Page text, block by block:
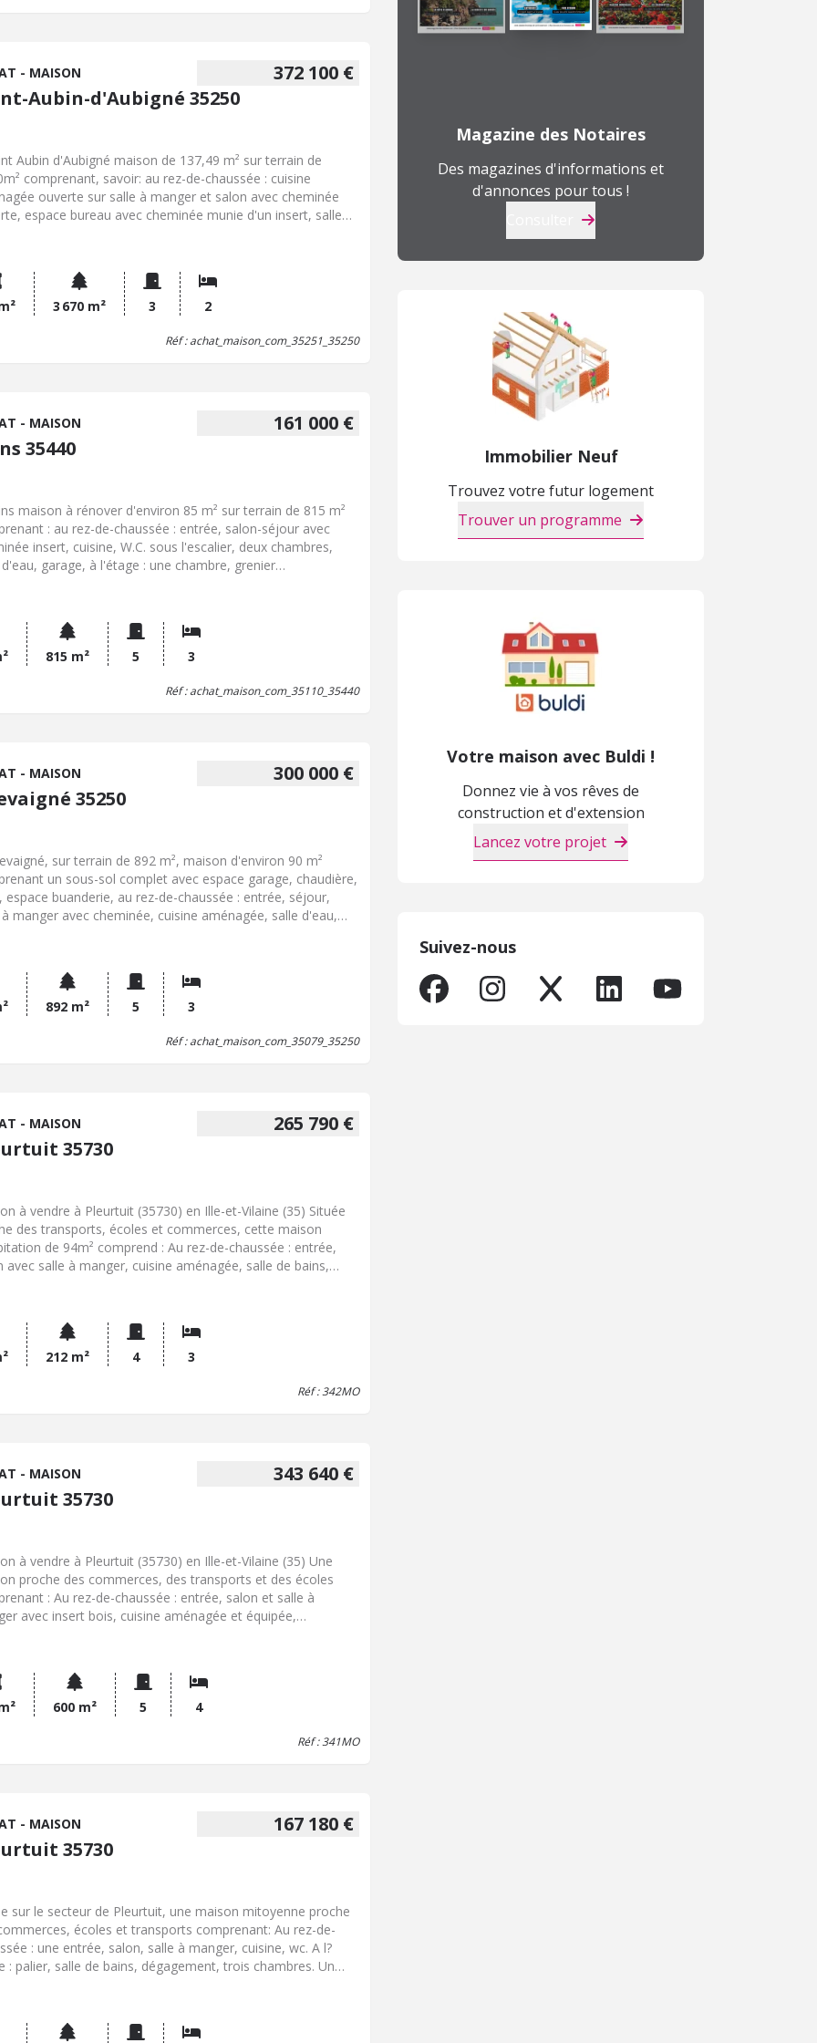
372 100 €
- MAISON
Aubin-d'Aubigné 35250
Aubin d'Aubigné maison de 137,49 m² sur terrain de
comprenant, savoir: au rez-de-chaussée : cuisine
ouverte sur salle à manger et salon avec cheminée
espace bureau avec cheminée munie d'un insert, salle
chaufferie. Garage avec cave et grenier sur le dessus.
attenante non communicante. Verger. Potager.
Jardin. Espace boisé. Chauffage pompe à chaleur.
; A (3). Prix net vendeur : 360.000,00 EUR + hono. négo :
3 670 m² 3 2
Réf : achat_maison_com_35251_35250
161 000 €
- MAISON
35440
maison à rénover d'environ 85 m² sur terrain de 815 m²
: au rez-de-chaussée : entrée, salon-séjour avec
insert, cuisine, W.C. sous l'escalier, deux chambres,
garage, à l'étage : une chambre, grenier
155.000,00 EUR + hono. négo : 6.000,00 EUR
815 m² 5 3
Réf : achat_maison_com_35110_35440
300 000 €
- MAISON
35250
sur terrain de 892 m², maison d'environ 90 m²
un sous-sol complet avec espace garage, chaudière,
espace buanderie, au rez-de-chaussée : entrée, séjour,
manger avec cheminée, cuisine aménagée, salle d'eau,
Classe énergétique E (213) ; E (66). Prix net vendeur :
EUR + hono.négo : 10.000,00 EUR
892 m² 5 3
Réf : achat_maison_com_35079_35250
265 790 €
- MAISON
35730
à vendre à Pleurtuit (35730) en Ille-et-Vilaine (35) Située
des transports, écoles et commerces, cette maison
de 94m² comprend : Au rez-de-chaussée : entrée,
avec salle à manger, cuisine aménagée, salle de bains,
notarial pour obtenir de plus amples renseignements sur
maison à vendre à Pleurtuit.
212 m² 4 3
Réf : 342MO
343 640 €
- MAISON
35730
à vendre à Pleurtuit (35730) en Ille-et-Vilaine (35) Une
proche des commerces, des transports et des écoles
: Au rez-de-chaussée : entrée, salon et salle à
avec insert bois, cuisine aménagée et équipée,
en chambre, dressing, deux chambres. Un jardin clos et
avec abri de jardin. Contactez notre office notarial pour
de plus amples renseignements sur maison à vendre à
600 m² 5 4
Réf : 341MO
167 180 €
- MAISON
35730
sur le secteur de Pleurtuit, une maison mitoyenne proche
écoles et transports comprenant: Au rez-de-
: une entrée, salon, salle à manger, cuisine, wc. A l?
: palier, salle de bains, dégagement, trois chambres. Un
Magazine des Notaires
Des magazines d'informations et
d'annonces pour tous !
Immobilier Neuf
Trouvez votre futur logement
Trouver un programme
Votre maison avec Buldi !
Donnez vie à vos rêves de
construction et d'extension
Lancez votre projet
Suivez-nous